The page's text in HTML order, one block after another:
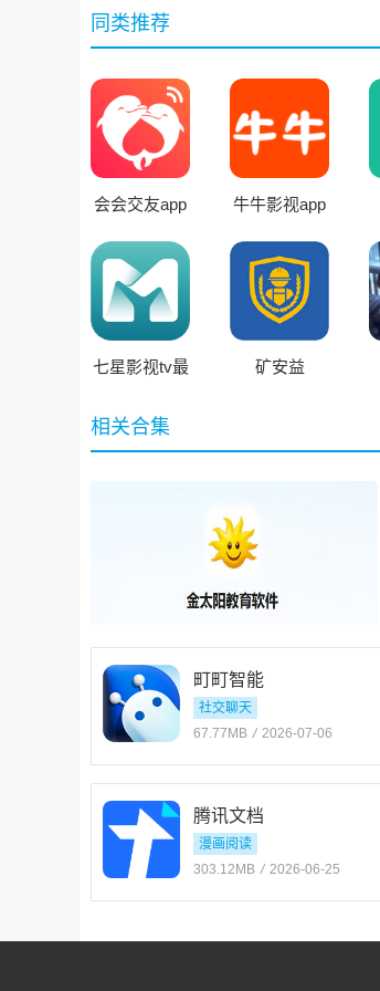
同类推荐
会会交友app
官方版
牛牛影视app
免费版
七星影视tv最 矿安益
相关合集
町町智能
社交聊天
67.77MB / 2026-07-06
腾讯文档
漫画阅读
303.12MB / 2026-06-25